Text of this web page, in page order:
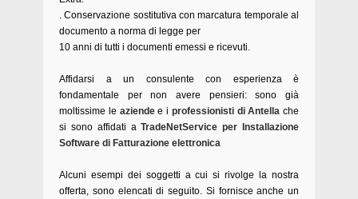
. Conservazione sostitutiva con marcatura temporale al
documento a norma di legge per
10 anni di tutti i documenti emessi e ricevuti.
Affidarsi a un consulente con esperienza è
fondamentale per non avere pensieri: sono già
moltissime le aziendee i professionisti di Antella che
si sono affidati aTradeNetService per Installazione
Software di Fatturazione elettronica
Alcuni esempi dei soggetti a cui si rivolge la nostra
offerta, sono elencati di seguito. Si fornisce anche un